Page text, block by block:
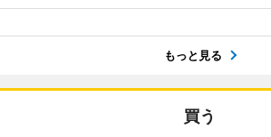
もっと見る
買う